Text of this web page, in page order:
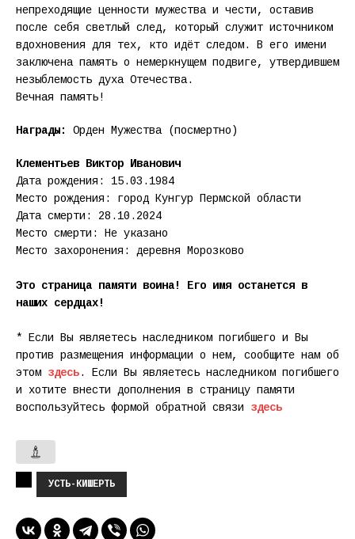
непреходящие ценности мужества и чести, оставив
после себя светлый след, который служит источником
вдохновения для тех, кто идёт следом. В его имени
заключена память о немеркнущем подвиге, утвердившем
незыблемость духа Отечества.
Вечная память!
Награды: Орден Мужества (посмертно)
Клементьев Виктор Иванович
Дата рождения: 15.03.1984
Место рождения: город Кунгур Пермской области
Дата смерти: 28.10.2024
Место смерти: Не указано
Место захоронения: деревня Морозково
Это страница памяти воина! Его имя останется в
наших сердцах!
* Если Вы являетесь наследником погибшего и Вы
против размещения информации о нем, сообщите нам об
этом здесь. Если Вы являетесь наследником погибшего
и хотите внести дополнения в страницу памяти
воспользуйтесь формой обратной связи здесь
УСТЬ-КИШЕРТЬ